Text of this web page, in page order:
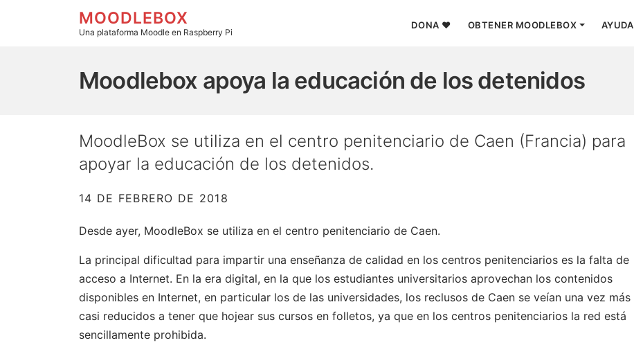
MOODLEBOX
Una plataforma Moodle en Raspberry Pi
DONA ❤ OBTENER MOODLEBOX AYUDA
Moodlebox apoya la educación de los detenidos
MoodleBox se utiliza en el centro penitenciario de Caen (Francia) para
apoyar la educación de los detenidos.
14 DE FEBRERO DE 2018
Desde ayer, MoodleBox se utiliza en el centro penitenciario de Caen.
La principal dificultad para impartir una enseñanza de calidad en los centros penitenciarios es la falta de
acceso a Internet. En la era digital, en la que los estudiantes universitarios aprovechan los contenidos
disponibles en Internet, en particular los de las universidades, los reclusos de Caen se veían una vez más
casi reducidos a tener que hojear sus cursos en folletos, ya que en los centros penitenciarios la red está
sencillamente prohibida.